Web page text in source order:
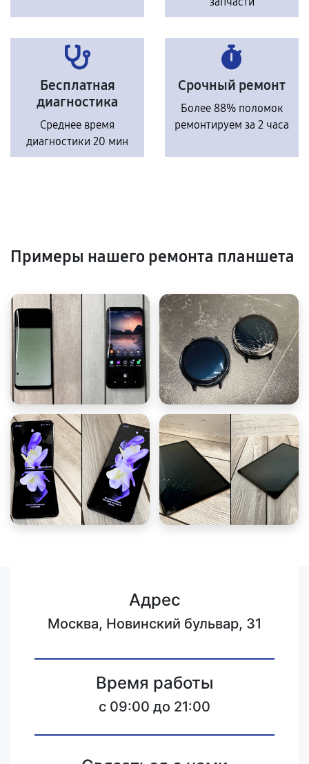
Бесплатная
диагностика
Среднее время
диагностики 20 мин
Срочный ремонт
Более 88% поломок
ремонтируем за 2 часа
Примеры нашего ремонта планшета
Адрес
Москва, Новинский бульвар, 31
Время работы
c 09:00 до 21:00